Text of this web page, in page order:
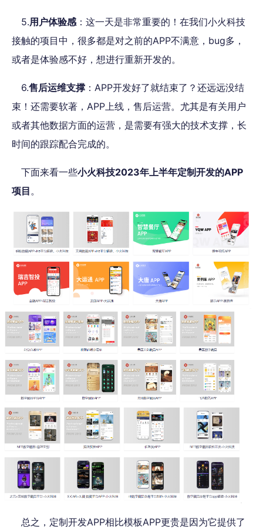
5.用户体验感：这一天是非常重要的！在我们小火科技
接触的项目中，很多都是对之前的APP不满意，bug多，
或者是体验感不好，想进行重新开发的。
6.售后运维支撑 ：APP开发好了就结束了？还远远没结
束！还需要软著，APP上线，售后运营。尤其是有关用户
或者其他数据方面的运营，是需要有强大的技术支撑，长
时间的跟踪配合完成的。
下面来看一些小火科技2023年上半年定制开发的APP
项目。
总之，定制开发APP相比模板APP更贵是因为它提供了